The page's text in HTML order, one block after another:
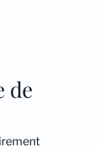
de